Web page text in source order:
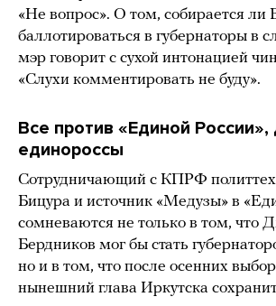
«Не вопрос». О том, собирается ли
баллотироваться в губернаторы в
мэр говорит с сухой интонацией
«Слухи комментировать не буду».
Все против «Единой
единороссы
Сотрудничающий с КПРФ
Бицура и источник «Медузы» в
сомневаются не только в том, что
Бердников мог бы стать
но и в том, что после осенних
нынешний глава Иркутска